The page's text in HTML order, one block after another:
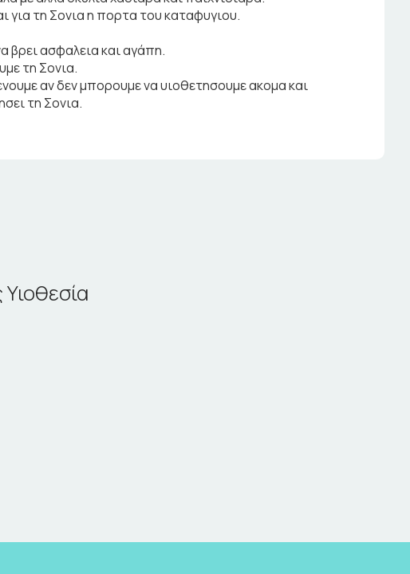
για τη Σονια η πορτα του καταφυγιου.
βρει ασφαλεια και αγάπη.
τη Σονια.
αν δεν μπορουμε να υιοθετησουμε ακομα και
τη Σονια.